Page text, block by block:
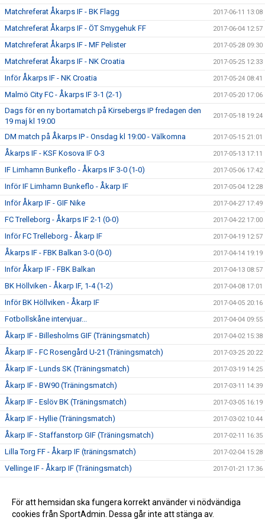
Matchreferat Åkarps IF - BK Flagg 2017-06-11 13:08
Matchreferat Åkarps IF - ÖT Smygehuk FF 2017-06-04 12:57
Matchreferat Åkarps IF - MF Pelister 2017-05-28 09:30
Matchreferat Åkarps IF - NK Croatia 2017-05-25 12:33
Inför Åkarps IF - NK Croatia 2017-05-24 08:41
Malmö City FC - Åkarps IF 3-1 (2-1) 2017-05-20 17:06
Dags för en ny bortamatch på Kirsebergs IP fredagen den
19 maj kl 19:00
2017-05-18 19:24
DM match på Åkarps IP - Onsdag kl 19:00 - Välkomna 2017-05-15 21:01
Åkarps IF - KSF Kosova IF 0-3 2017-05-13 17:11
IF Limhamn Bunkeflo - Åkarps IF 3-0 (1-0) 2017-05-06 17:42
Inför IF Limhamn Bunkeflo - Åkarp IF 2017-05-04 12:28
Inför Åkarp IF - GIF Nike 2017-04-27 17:49
FC Trelleborg - Åkarps IF 2-1 (0-0) 2017-04-22 17:00
Inför FC Trelleborg - Åkarp IF 2017-04-19 12:57
Åkarps IF - FBK Balkan 3-0 (0-0) 2017-04-14 19:19
Inför Åkarp IF - FBK Balkan 2017-04-13 08:57
BK Höllviken - Åkarp IF, 1-4 (1-2) 2017-04-08 17:01
Inför BK Höllviken - Åkarp IF 2017-04-05 20:16
Fotbollskåne intervjuar... 2017-04-04 09:55
Åkarp IF - Billesholms GIF (Träningsmatch) 2017-04-02 15:38
Åkarp IF - FC Rosengård U-21 (Träningsmatch) 2017-03-25 20:22
Åkarp IF - Lunds SK (Träningsmatch) 2017-03-19 14:25
Åkarp IF - BW90 (Träningsmatch) 2017-03-11 14:39
Åkarp IF - Eslöv BK (Träningsmatch) 2017-03-05 16:19
Åkarp IF - Hyllie (Träningsmatch) 2017-03-02 10:44
Åkarp IF - Staffanstorp GIF (Träningsmatch) 2017-02-11 16:35
Lilla Torg FF - Åkarp IF (träningsmatch) 2017-02-04 15:28
Vellinge IF - Åkarp IF (Träningsmatch) 2017-01-21 17:36
Försäsongsträning 2016-12-06 21:25
Definitiv seriesammansättning
För att hemsidan ska fungera korrekt använder vi nödvändiga
cookies från SportAdmin. Dessa går inte att stänga av.